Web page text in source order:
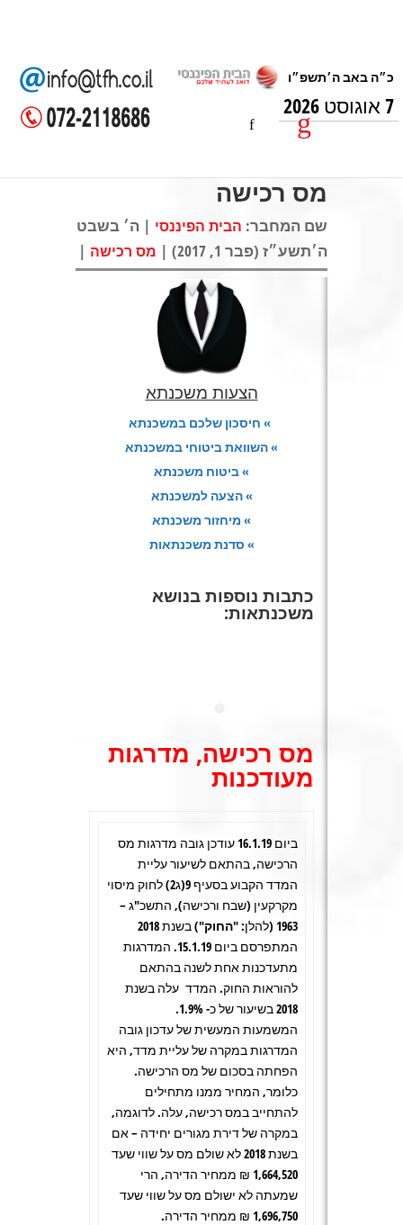
7 אוגוסט 2026
מס רכישה
שם המחבר: הבית הפיננסי | ה׳ בשבט
ה׳תשע״ז (פבר 1, 2017) |
מס רכישה |
הצעות משכנתא
» חיסכון שלכם במשכנתא
» השוואת ביטוחי במשכנתא
» ביטוח משכנתא
» הצעה למשכנתא
» מיחזור משכנתא
» סדנת משכנתאות
כתבות נוספות בנושא
משכנתאות:
מס רכישה, מדרגות
מעודכנות
ביום 16.1.19 עודכן גובה מדרגות מס
הרכישה, בהתאם לשיעור עליית
המדד הקבוע בסעיף 9(ג2) לחוק מיסוי
מקרקעין (שבח ורכישה), התשכ"ג –
1963 (להלן:
"החוק")
בשנת 2018
המתפרסם ביום 15.1.19. המדרגות
מתעדכנות אחת לשנה בהתאם
להוראות החוק. המדד עלה בשנת
2018 בשיעור של כ- 1.9%.
המשמעות המעשית של עדכון גובה
המדרגות במקרה של עליית מדד, היא
הפחתה בסכום של מס הרכישה.
כלומר, המחיר ממנו מתחילים
להתחייב במס רכישה, עלה. לדוגמה,
במקרה של דירת מגורים יחידה – אם
בשנת 2018 לא שולם מס על שווי שעד
1,664,520 ₪ ממחיר הדירה, הרי
שמעתה לא ישולם מס על שווי שעד
1,696,750 ₪ ממחיר הדירה.